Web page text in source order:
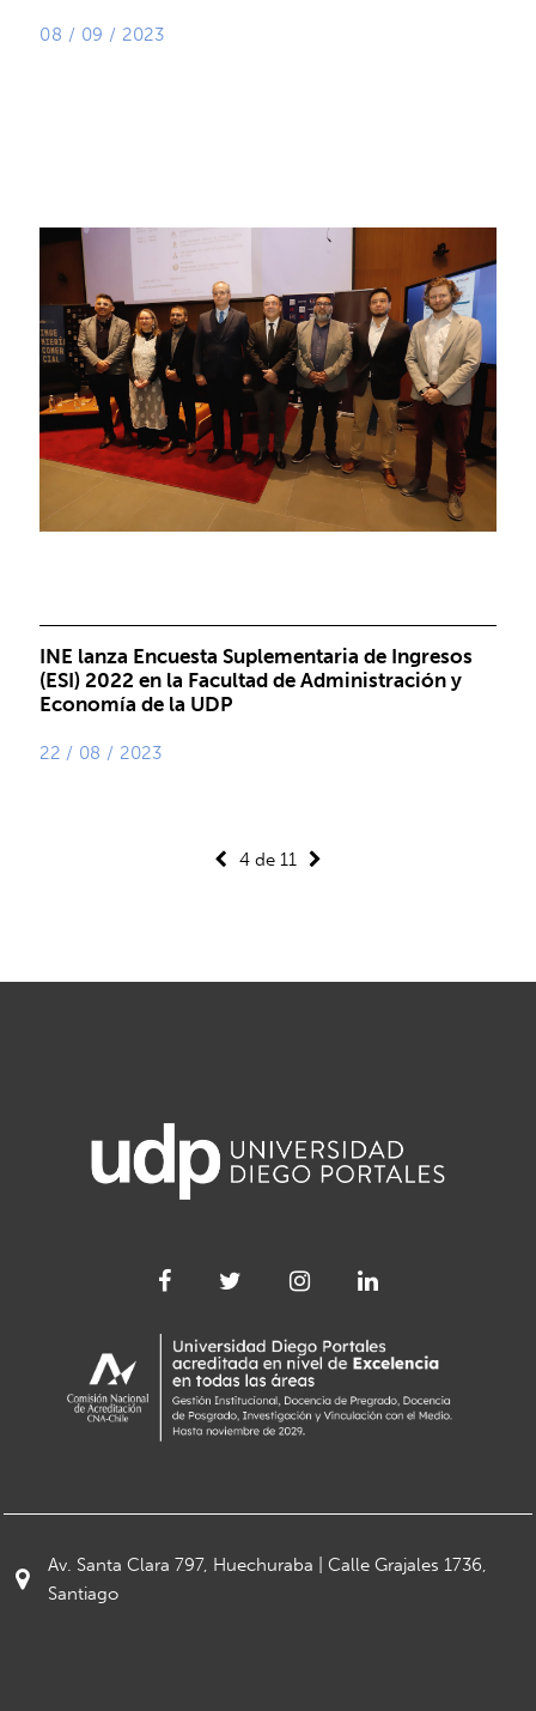
08 / 09 / 2023
INE lanza Encuesta Suplementaria de Ingresos
(ESI) 2022 en la Facultad de Administración y
Economía de la UDP
22 / 08 / 2023
4 de 11
Av. Santa Clara 797, Huechuraba | Calle Grajales 1736,
Santiago